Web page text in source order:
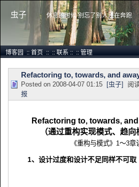
虫子 休息的时候 别忘了别人还在奔跑
博客园::首页::::联系::::管理
Refactoring to, towards, and
Posted on 2008-04-07 01:15 [虫子] 阅
报
Refactoring to, towards,
（通过重构实现模式、趋向
《重构与模式》1～3章
1、设计过度和设计不足同样不可取